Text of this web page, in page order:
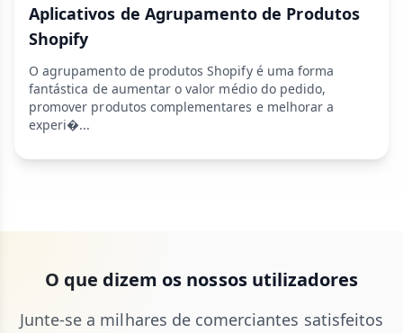
Aplicativos de Agrupamento de Produtos
Shopify
O agrupamento de produtos Shopify é uma forma
fantástica de aumentar o valor médio do pedido,
promover produtos complementares e melhorar a
experi�...
O que dizem os nossos utilizadores
Junte-se a milhares de comerciantes satisfeitos